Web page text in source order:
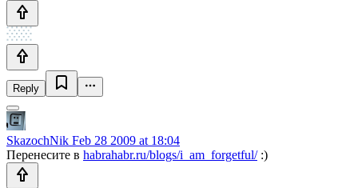
Reply
SkazochNik Feb 28 2009 at 18:04
Перенесите в habrahabr.ru/blogs/i_am_forgetful/:)